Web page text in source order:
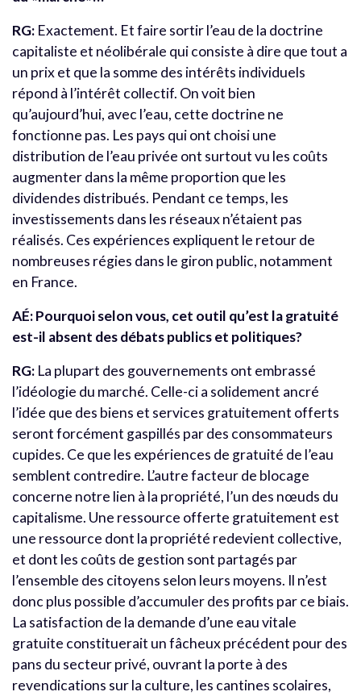
RG: Exactement. Et faire sortir l’eau de la doctrine
capitaliste et néolibérale qui consiste à dire que tout a
un prix et que la somme des intérêts individuels
répond à l’intérêt collectif. On voit bien
qu’aujourd’hui, avec l’eau, cette doctrine ne
fonctionne pas. Les pays qui ont choisi une
distribution de l’eau privée ont surtout vu les coûts
augmenter dans la même proportion que les
dividendes distribués. Pendant ce temps, les
investissements dans les réseaux n’étaient pas
réalisés. Ces expériences expliquent le retour de
nombreuses régies dans le giron public, notamment
en France.
AÉ: Pourquoi selon vous, cet outil qu’est la gratuité
est-il absent des débats publics et politiques?
RG: La plupart des gouvernements ont embrassé
l’idéologie du marché. Celle-ci a solidement ancré
l’idée que des biens et services gratuitement offerts
seront forcément gaspillés par des consommateurs
cupides. Ce que les expériences de gratuité de l’eau
semblent contredire. L’autre facteur de blocage
concerne notre lien à la propriété, l’un des nœuds du
capitalisme. Une ressource offerte gratuitement est
une ressource dont la propriété redevient collective,
et dont les coûts de gestion sont partagés par
l’ensemble des citoyens selon leurs moyens. Il n’est
donc plus possible d’accumuler des profits par ce biais.
La satisfaction de la demande d’une eau vitale
gratuite constituerait un fâcheux précédent pour des
pans du secteur privé, ouvrant la porte à des
revendications sur la culture, les cantines scolaires,